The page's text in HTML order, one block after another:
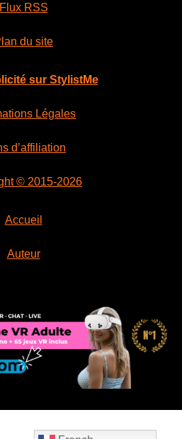
Flux RSS
du site
sur StylistMe
Légales
d’affiliation
© 2015-2026
Accueil
Auteur